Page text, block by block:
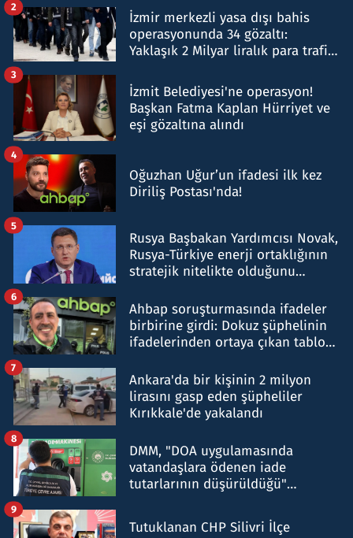
İzmir merkezli yasa dışı bahis
operasyonunda 34 gözaltı:
Yaklaşık 2 Milyar liralık para trafiği
2
İzmit Belediyesi'ne operasyon!
Başkan Fatma Kaplan Hürriyet ve
eşi gözaltına alındı
3
Oğuzhan Uğur’un ifadesi ilk kez
Diriliş Postası'nda!
4
Rusya Başbakan Yardımcısı Novak,
Rusya-Türkiye enerji ortaklığının
stratejik nitelikte olduğunu
5
Ahbap soruşturmasında ifadeler
birbirine girdi: Dokuz şüphelinin
ifadelerinden ortaya çıkan tablo
6
Ankara'da bir kişinin 2 milyon
lirasını gasp eden şüpheliler
Kırıkkale'de yakalandı
7
DMM, "DOA uygulamasında
vatandaşlara ödenen iade
tutarlarının düşürüldüğü"
8
Tutuklanan CHP Silivri İlçe
9